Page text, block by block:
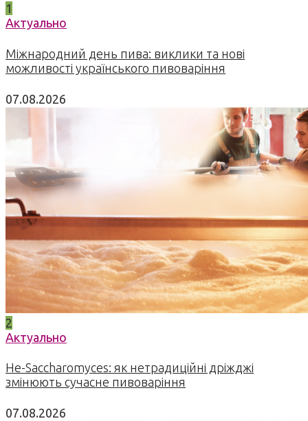
1
Актуально
Міжнародний день пива: виклики та нові
можливості українського пивоваріння
07.08.2026
2
Актуально
Не-Saccharomyces: як нетрадиційні дріжджі
змінюють сучасне пивоваріння
07.08.2026